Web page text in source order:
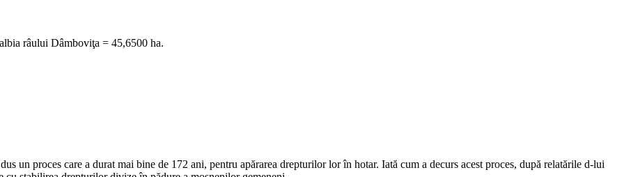
râului Dâmboviţa = 45,6500 ha.
un proces care a durat mai bine de 172 ani, pentru apărarea drepturilor lor în hotar. Iată cum a decurs acest proces, după relatările d-lui